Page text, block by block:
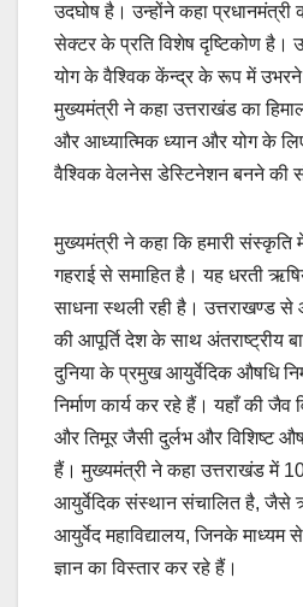
उदघोष है। उन्होंने कहा
सेक्टर के प्रति विशेष दृष्टिकोण है।
योग के वैश्विक केंन्द्र के रूप में उभरने
मुख्यमंत्री ने कहा उत्तराखंड का
और आध्यात्मिक ध्यान और योग के
वैश्विक वेलनेस डेस्टिनेशन बनने की
मुख्यमंत्री ने कहा कि हमारी संस्कृति
गहराई से समाहित है। यह धरती
साधना स्थली रही है। उत्तराखण्ड से
की आपूर्ति देश के साथ अंतराष्ट्रीय
दुनिया के प्रमुख आयुर्वेदिक औषधि
निर्माण कार्य कर रहे हैं। यहाँ की जैव
और तिमूर जैसी दुर्लभ और विशिष्ट
हैं। मुख्यमंत्री ने कहा उत्तराखंड में
आयुर्वेदिक संस्थान संचालित है,
आयुर्वेद महाविद्यालय, जिनके माध्यम
ज्ञान का विस्तार कर रहे हैं।